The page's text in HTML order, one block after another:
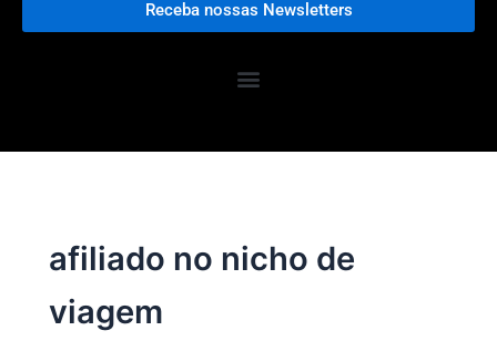
Receba nossas Newsletters
afiliado no nicho de
viagem